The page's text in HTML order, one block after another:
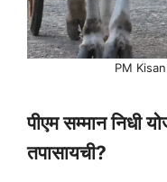
PM
पीएम सम्मान निधी
तपासायची?